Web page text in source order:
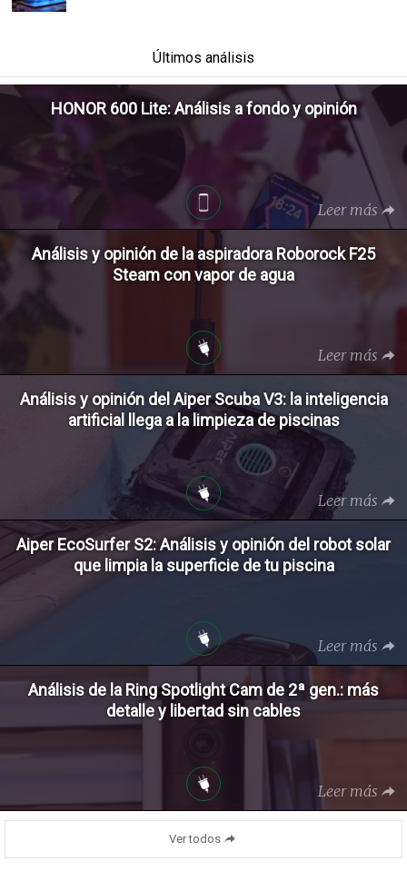
Últimos análisis
HONOR 600 Lite: Análisis a fondo y opinión
Leer más
Análisis y opinión de la aspiradora Roborock F25
Steam con vapor de agua
Leer más
Análisis y opinión del Aiper Scuba V3: la inteligencia
artificial llega a la limpieza de piscinas
Leer más
Aiper EcoSurfer S2: Análisis y opinión del robot solar
que limpia la superficie de tu piscina
Leer más
Análisis de la Ring Spotlight Cam de 2ª gen.: más
detalle y libertad sin cables
Leer más
Ver todos